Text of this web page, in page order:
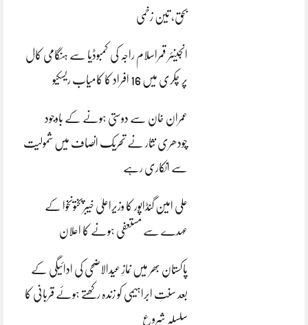
بحق، تین زخمی
انجینئر قمراسلام راجہ کی کمبوڈیا سے ہنگامی کال
پر چکری میں 16 افراد کا کامیاب ریسکیو
عمران خان سے دوستی ہونے کے باوجود
چودھری نثار نے تحریک انصاف میں شمولیت
سے انکاری رہے
علی امین گنڈاپور کا وزیراعلیٰ خیبرپختونخوا کے
عہدے سے مستعفی ہونے کا اعلان
پاکستان بھر میں نمازِ عیدالاضحی کی ادائیگی کے
بعد سنتِ ابراہیمی کو زندہ رکھتے ہوئے قربانی کا
سلسلہ شروع